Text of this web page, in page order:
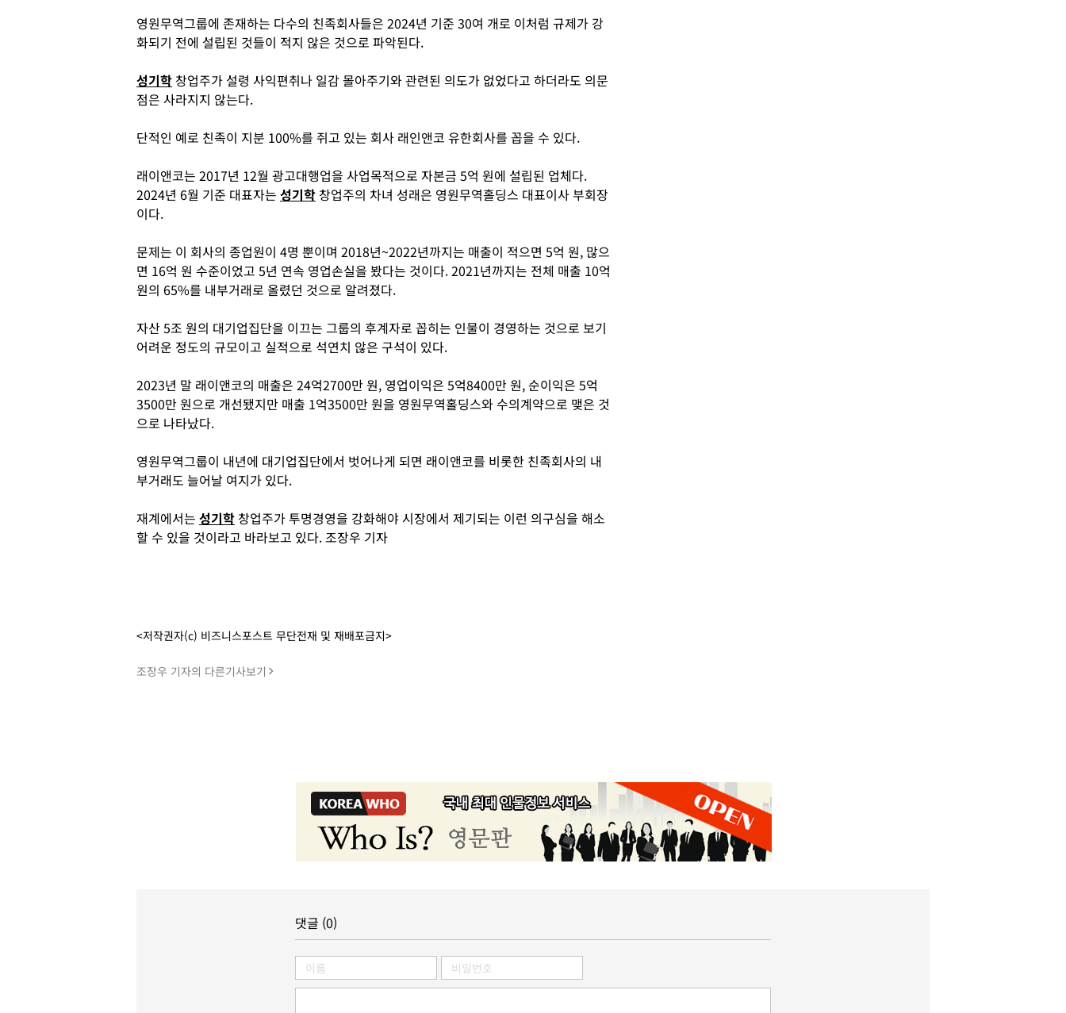
영원무역그룹에 존재하는 다수의 친족회사들은 2024년 기준 30여 개로 이처럼 규제가 강
화되기 전에 설립된 것들이 적지 않은 것으로 파악된다.
성기학 창업주가 설령 사익편취나 일감 몰아주기와 관련된 의도가 없었다고 하더라도 의문
점은 사라지지 않는다.
단적인 예로 친족이 지분 100%를 쥐고 있는 회사 래인앤코 유한회사를 꼽을 수 있다.
래이앤코는 2017년 12월 광고대행업을 사업목적으로 자본금 5억 원에 설립된 업체다.
2024년 6월 기준 대표자는 성기학 창업주의 차녀 성래은 영원무역홀딩스 대표이사 부회장
이다.
문제는 이 회사의 종업원이 4명 뿐이며 2018년~2022년까지는 매출이 적으면 5억 원, 많으
면 16억 원 수준이었고 5년 연속 영업손실을 봤다는 것이다. 2021년까지는 전체 매출 10억
원의 65%를 내부거래로 올렸던 것으로 알려졌다.
자산 5조 원의 대기업집단을 이끄는 그룹의 후계자로 꼽히는 인물이 경영하는 것으로 보기
어려운 정도의 규모이고 실적으로 석연치 않은 구석이 있다.
2023년 말 래이앤코의 매출은 24억2700만 원, 영업이익은 5억8400만 원, 순이익은 5억
3500만 원으로 개선됐지만 매출 1억3500만 원을 영원무역홀딩스와 수의계약으로 맺은 것
으로 나타났다.
영원무역그룹이 내년에 대기업집단에서 벗어나게 되면 래이앤코를 비롯한 친족회사의 내
부거래도 늘어날 여지가 있다.
재계에서는 성기학 창업주가 투명경영을 강화해야 시장에서 제기되는 이런 의구심을 해소
할 수 있을 것이라고 바라보고 있다. 조장우 기자
<저작권자(c) 비즈니스포스트 무단전재 및 재배포금지>
조장우 기자의 다른기사보기
댓글 (0)